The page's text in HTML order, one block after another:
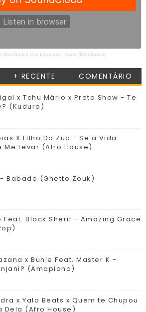
Romântico das Lágrimas - Anita (Romântica)
+ RECENTE COMENTÁRIO
x Tchu Mário x Preto Show - Te
(Kuduro)
X Filho Do Zua - Se a Vida
Me Levar (Afro House)
Babado (Ghetto Zouk)
Feat. Black Sherif - Amazing Grace
x Buhle Feat. Master K -
(Amapiano)
x Yala Beats x Quem te Chupou
Dela (Afro House)